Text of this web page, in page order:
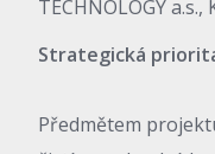
TECHNOLOGY
Strategická
Předmětem